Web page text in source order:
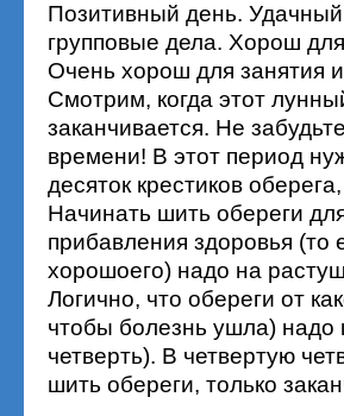
Позитивный день.
групповые дела. Хорош
Очень хорош для занятия
Смотрим, когда этот
заканчивается. Не
времени! В этот период
десяток крестиков
Начинать шить обереги
прибавления здоровья (то
хорошоего) надо на
Логично, что обереги от
чтобы болезнь ушла)
четверть). В четвертую
шить обереги, только